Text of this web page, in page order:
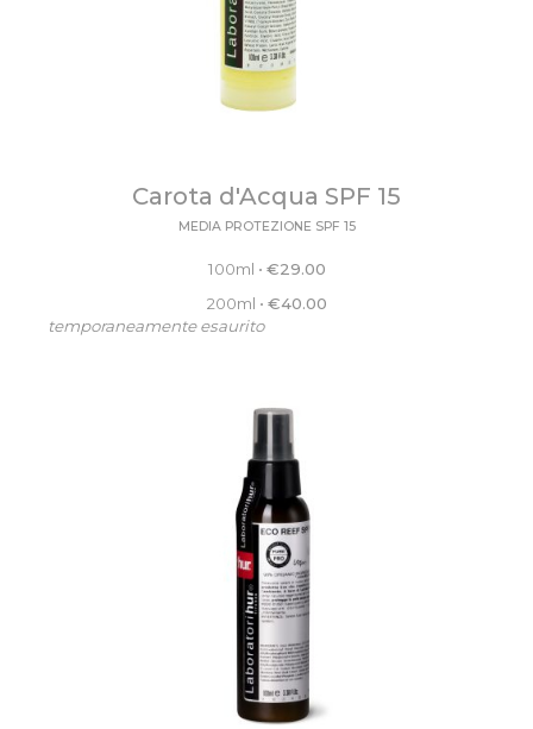
Carota d'Acqua SPF 15
MEDIA PROTEZIONE SPF 15
100ml • €29.00
200ml • €40.00
temporaneamente esaurito